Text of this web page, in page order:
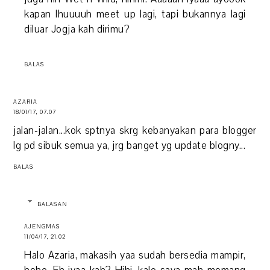
kapan lhuuuuh meet up lagi, tapi bukannya lagi
diluar Jogja kah dirimu?
BALAS
AZARIA
18/01/17, 07.07
jalan-jalan...kok sptnya skrg kebanyakan para blogger
lg pd sibuk semua ya, jrg banget yg update blogny...
BALAS
BALASAN
AJENGMAS
11/04/17, 21.02
Halo Azaria, makasih yaa sudah bersedia mampir,